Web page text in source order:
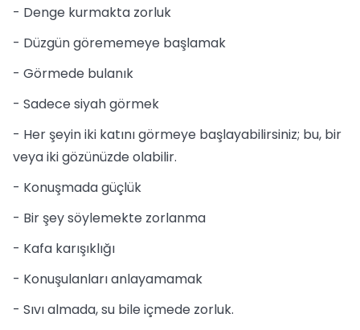
- Denge kurmakta zorluk
- Düzgün görememeye başlamak
- Görmede bulanık
- Sadece siyah görmek
- Her şeyin iki katını görmeye başlayabilirsiniz; bu, bir
veya iki gözünüzde olabilir.
- Konuşmada güçlük
- Bir şey söylemekte zorlanma
- Kafa karışıklığı
- Konuşulanları anlayamamak
- Sıvı almada, su bile içmede zorluk.